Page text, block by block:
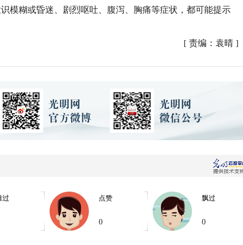
模糊或昏迷、剧烈呕吐、腹泻、胸痛等症状，都可能提示
[ 责编：袁晴 ]
过 点赞
0
飘过
0